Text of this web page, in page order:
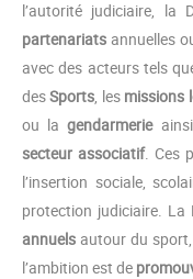
l’autorité judiciaire, la
partenariats annuelles
avec des acteurs tels
desSports, les missions
ou lagendarmerie
secteur associatif. Ces
l’insertion sociale,
protection judiciaire.
annuels autour du
l’ambition est de